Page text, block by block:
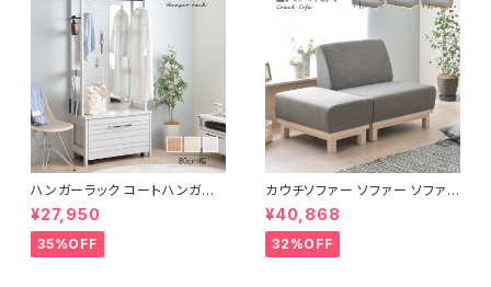
ハンガーラック コートハンガー
ワードローブ フリーラック クロ
ーゼット 幅80 新生活 一人暮ら
し
¥27,950
35%OFF
カウチソファー ソファー ソファ
オットマン 1.5人掛 け新生活 一
人暮らし 完成品
¥40,868
32%OFF